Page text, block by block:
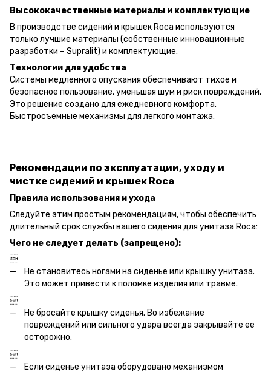
Высококачественные материалы и комплектующие
В производстве сидений и крышек Roca используются
только лучшие материалы (собственные инновационные
разработки – Supralit) и комплектующие.
Технологии для удобства
Системы медленного опускания обеспечивают тихое и
безопасное пользование, уменьшая шум и риск повреждений.
Это решение создано для ежедневного комфорта.
Быстросъемные механизмы для легкого монтажа.
Рекомендации по эксплуатации, уходу и
чистке сидений и крышек Roca
Правила использования и ухода
Следуйте этим простым рекомендациям, чтобы обеспечить
длительный срок службы вашего сидения для унитаза Roca:
Чего не следует делать (запрещено):

Не становитесь ногами на сиденье или крышку унитаза.
Это может привести к поломке изделия или травме.

Не бросайте крышку сиденья. Во избежание
повреждений или сильного удара всегда закрывайте ее
осторожно.

Если сиденье унитаза оборудовано механизмом